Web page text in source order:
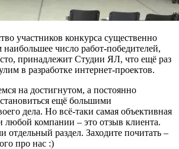
участников конкурса существенно
число работ-победителей,
принадлежит Студии ЯЛ, что ещё раз
в разработке интернет-проектов.
на достигнутом, а постоянно
ещё большими
дела. Но всё-таки самая объективная
любой компании – это отзыв клиента.
отдельный раздел. Заходите почитать –
про нас :)